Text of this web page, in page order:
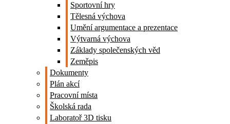
Sportovní hry
Tělesná výchova
Umění argumentace a prezentace
Výtvarná výchova
Základy společenských věd
Zeměpis
Dokumenty
Plán akcí
Pracovní místa
Školská rada
Laboratoř 3D tisku